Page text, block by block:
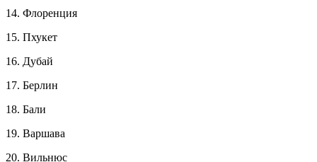
14. Флоренция
15. Пхукет
16. Дубай
17. Берлин
18. Бали
19. Варшава
20. Вильнюс